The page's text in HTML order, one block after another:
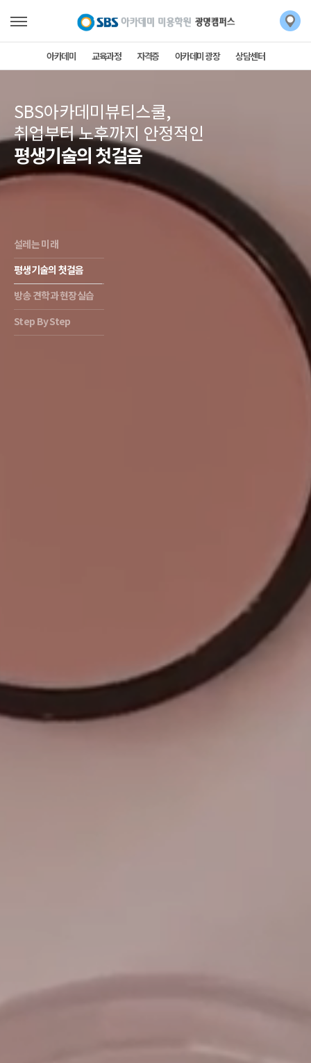
아카데미 교육과정 자격증 아카데미 광장 상담센터
SBS아카데미뷰티스쿨,
취업부터 노후까지 안정적인
평생기술의 첫걸음
설레는 미래
평생기술의 첫걸음
방송 견학과 현장실습
Step By Step